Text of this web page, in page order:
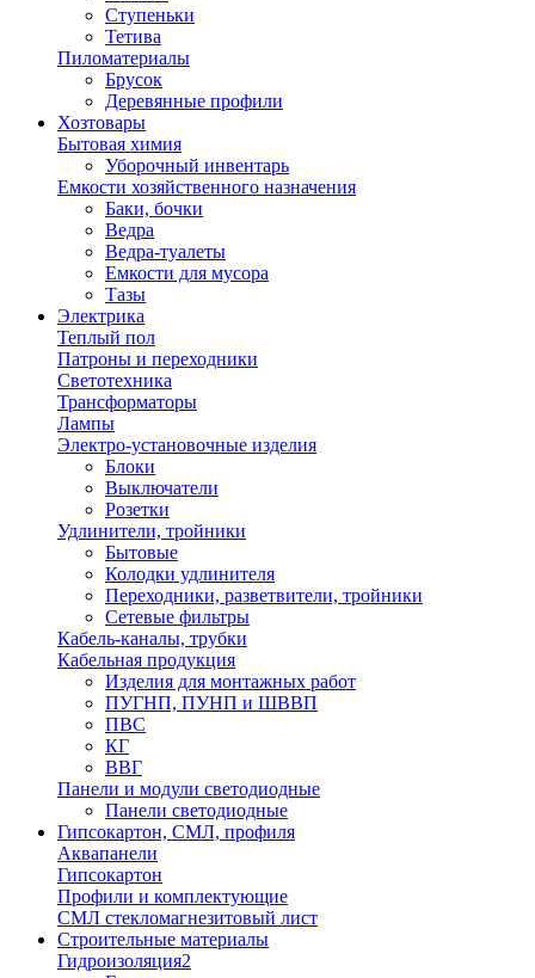
Ступеньки
Тетива
Пиломатериалы
Брусок
Деревянные профили
Хозтовары
Бытовая химия
Уборочный инвентарь
Емкости хозяйственного назначения
Баки, бочки
Ведра
Ведра-туалеты
Емкости для мусора
Тазы
Электрика
Теплый пол
Патроны и переходники
Светотехника
Трансформаторы
Лампы
Электро-установочные изделия
Блоки
Выключатели
Розетки
Удлинители, тройники
Бытовые
Колодки удлинителя
Переходники, разветвители, тройники
Сетевые фильтры
Кабель-каналы, трубки
Кабельная продукция
Изделия для монтажных работ
ПУГНП, ПУНП и ШВВП
ПВС
КГ
ВВГ
Панели и модули светодиодные
Панели светодиодные
Гипсокартон, СМЛ, профиля
Аквапанели
Гипсокартон
Профили и комплектующие
СМЛ стекломагнезитовый лист
Строительные материалы
Гидроизоляция2